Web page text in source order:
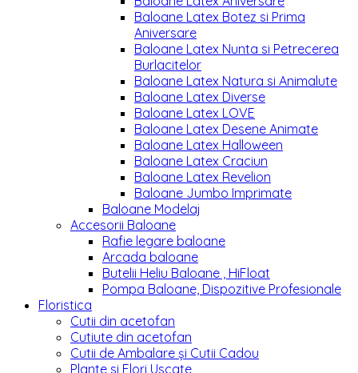
Baloane Latex Botez si Prima
Aniversare
Baloane Latex Nunta si Petrecerea
Burlacitelor
Baloane Latex Natura si Animalute
Baloane Latex Diverse
Baloane Latex LOVE
Baloane Latex Desene Animate
Baloane Latex Halloween
Baloane Latex Craciun
Baloane Latex Revelion
Baloane Jumbo Imprimate
Baloane Modelaj
Accesorii Baloane
Rafie legare baloane
Arcada baloane
Butelii Heliu Baloane , HiFloat
Pompa Baloane, Dispozitive Profesionale
Floristica
Cutii din acetofan
Cutiute din acetofan
Cutii de Ambalare și Cutii Cadou
Plante si Flori Uscate